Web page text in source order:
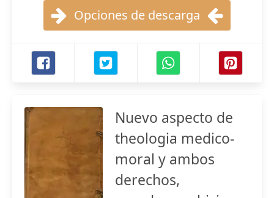
Opciones de descarga
Nuevo aspecto de
theologia medico-
moral y ambos
derechos,